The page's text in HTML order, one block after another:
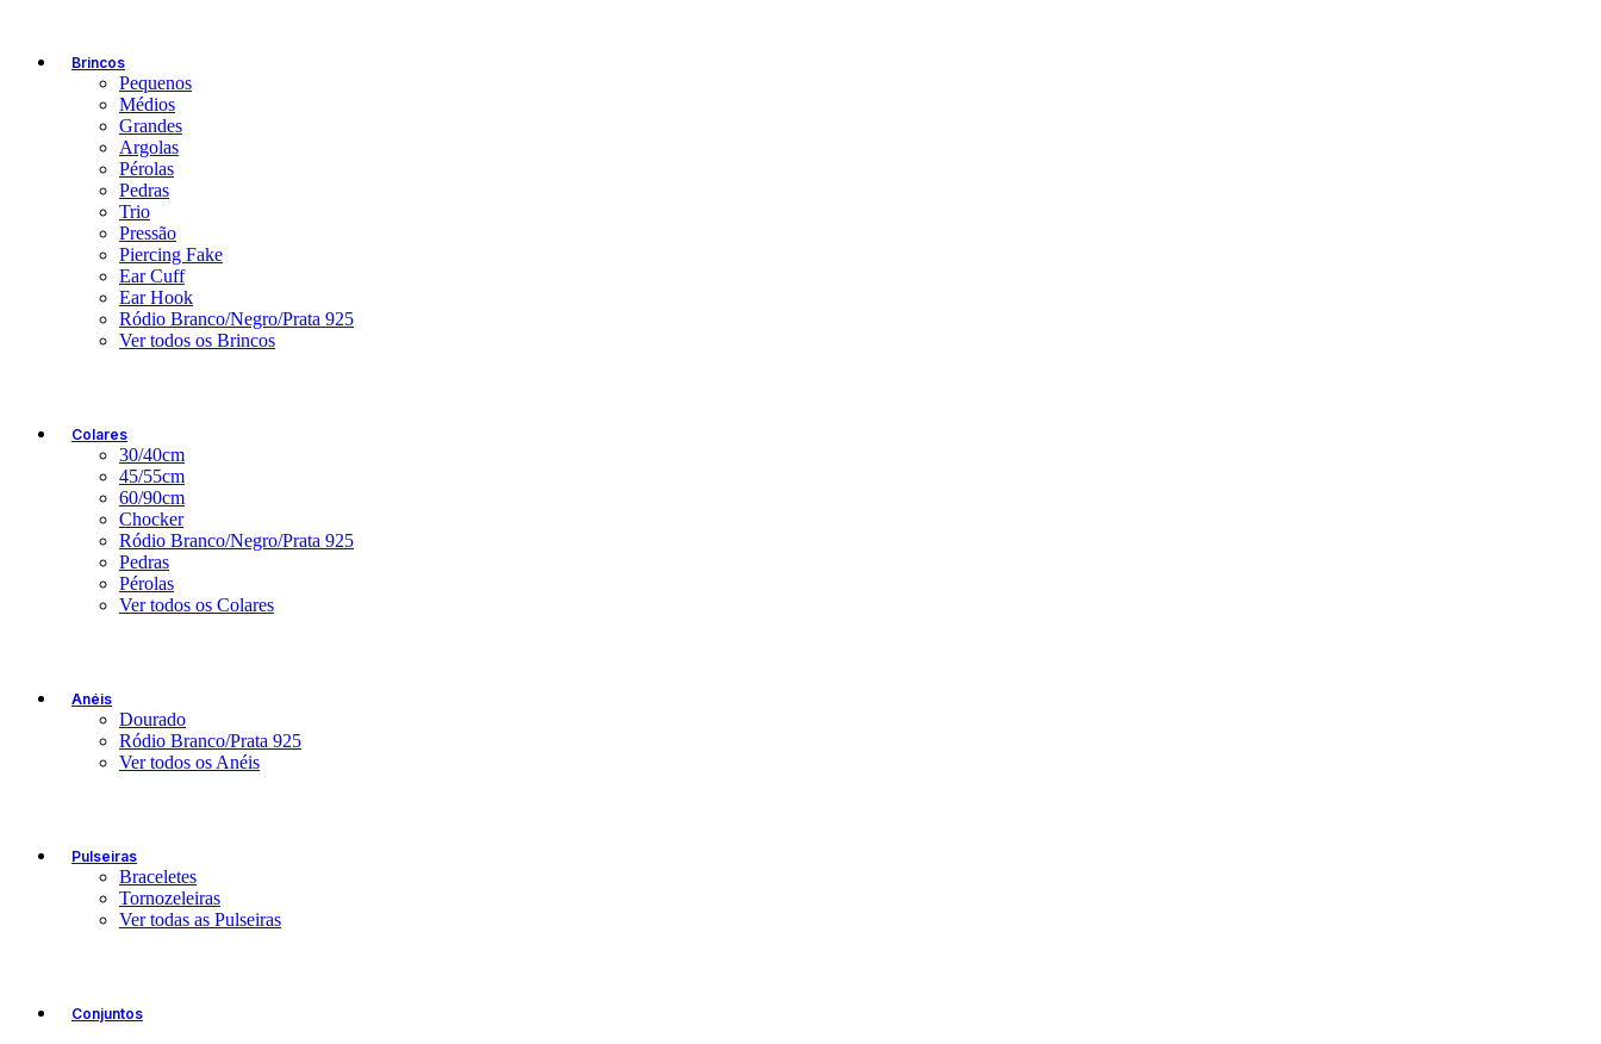
Brincos
Pequenos
Médios
Grandes
Argolas
Pérolas
Pedras
Trio
Pressão
Piercing Fake
Ear Cuff
Ear Hook
Ródio Branco/Negro/Prata 925
Ver todos os Brincos
Colares
30/40cm
45/55cm
60/90cm
Chocker
Ródio Branco/Negro/Prata 925
Pedras
Pérolas
Ver todos os Colares
Anéis
Dourado
Ródio Branco/Prata 925
Ver todos os Anéis
Pulseiras
Braceletes
Tornozeleiras
Ver todas as Pulseiras
Conjuntos